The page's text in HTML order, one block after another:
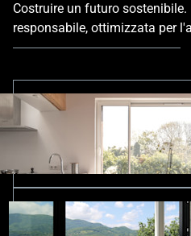
Costruire un futuro sostenibile.
responsabile, ottimizzata per
nostro pianeta per le